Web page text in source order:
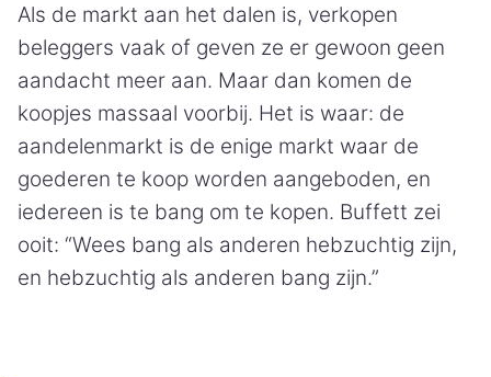
Als de markt aan het dalen is, verkopen
beleggers vaak of geven ze er gewoon geen
aandacht meer aan. Maar dan komen de
koopjes massaal voorbij. Het is waar: de
aandelenmarkt is de enige markt waar de
goederen te koop worden aangeboden, en
iedereen is te bang om te kopen. Buffett zei
ooit: “Wees bang als anderen hebzuchtig zijn,
en hebzuchtig als anderen bang zijn.”